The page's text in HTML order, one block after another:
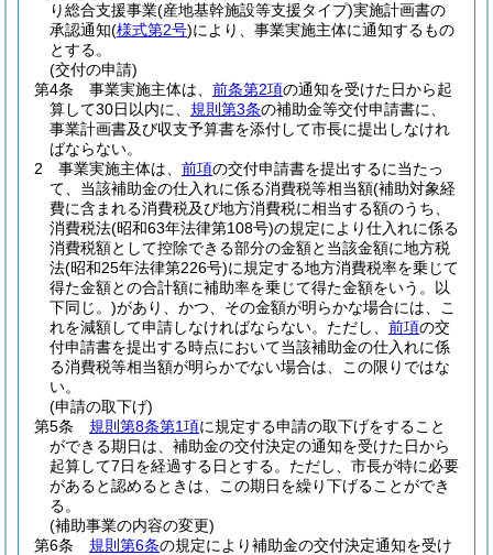
り総合支援事業(産地基幹施設等支援タイプ)実施計画書の
承認通知(様式第2号)により、事業実施主体に通知するもの
とする。
(交付の申請)
第4条
事業実施主体は、 前条第2項の通知を受けた日から起
算して30日以内に、 規則第3条の補助金等交付申請書に、
事業計画書及び収支予算書を添付して市長に提出しなけれ
ばならない。
2
事業実施主体は、 前項の交付申請書を提出するに当たっ
て、当該補助金の仕入れに係る消費税等相当額(補助対象経
費に含まれる消費税及び地方消費税に相当する額のうち、
消費税法(昭和63年法律第108号)の規定により仕入れに係る
消費税額として控除できる部分の金額と当該金額に地方税
法(昭和25年法律第226号)に規定する地方消費税率を乗じて
得た金額との合計額に補助率を乗じて得た金額をいう。以
下同じ。)があり、かつ、その金額が明らかな場合には、こ
れを減額して申請しなければならない。 ただし、 前項の交
付申請書を提出する時点において当該補助金の仕入れに係
る消費税等相当額が明らかでない場合は、この限りではな
い。
(申請の取下げ)
第5条
規則第8条第1項に規定する申請の取下げをすること
ができる期日は、補助金の交付決定の通知を受けた日から
起算して7日を経過する日とする。 ただし、市長が特に必要
があると認めるときは、この期日を繰り下げることができ
る。
(補助事業の内容の変更)
第6条
規則第6条の規定により補助金の交付決定通知を受け